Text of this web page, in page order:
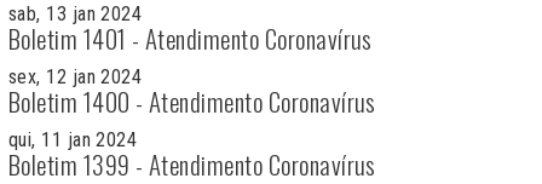
sab, 13 jan 2024
Boletim 1401 - Atendimento Coronavírus
sex, 12 jan 2024
Boletim 1400 - Atendimento Coronavírus
qui, 11 jan 2024
Boletim 1399 - Atendimento Coronavírus